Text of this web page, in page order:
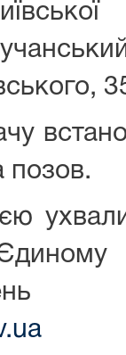
позов.